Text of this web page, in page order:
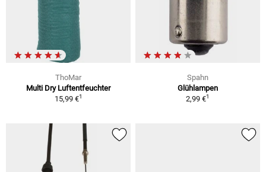
ThoMar
Multi Dry Luftentfeuchter
15,99 €1
Spahn
Glühlampen
2,99 €1